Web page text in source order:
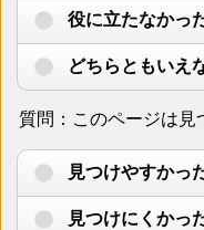
役に立たなかっ
どちらともいえ
質問：このページは見
見つけやすかっ
見つけにくかっ